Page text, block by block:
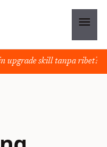
menu
upgrade skill tanpa ribet?